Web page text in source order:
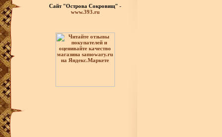
Сайт "Острова Сокровищ" -
www.393.ru